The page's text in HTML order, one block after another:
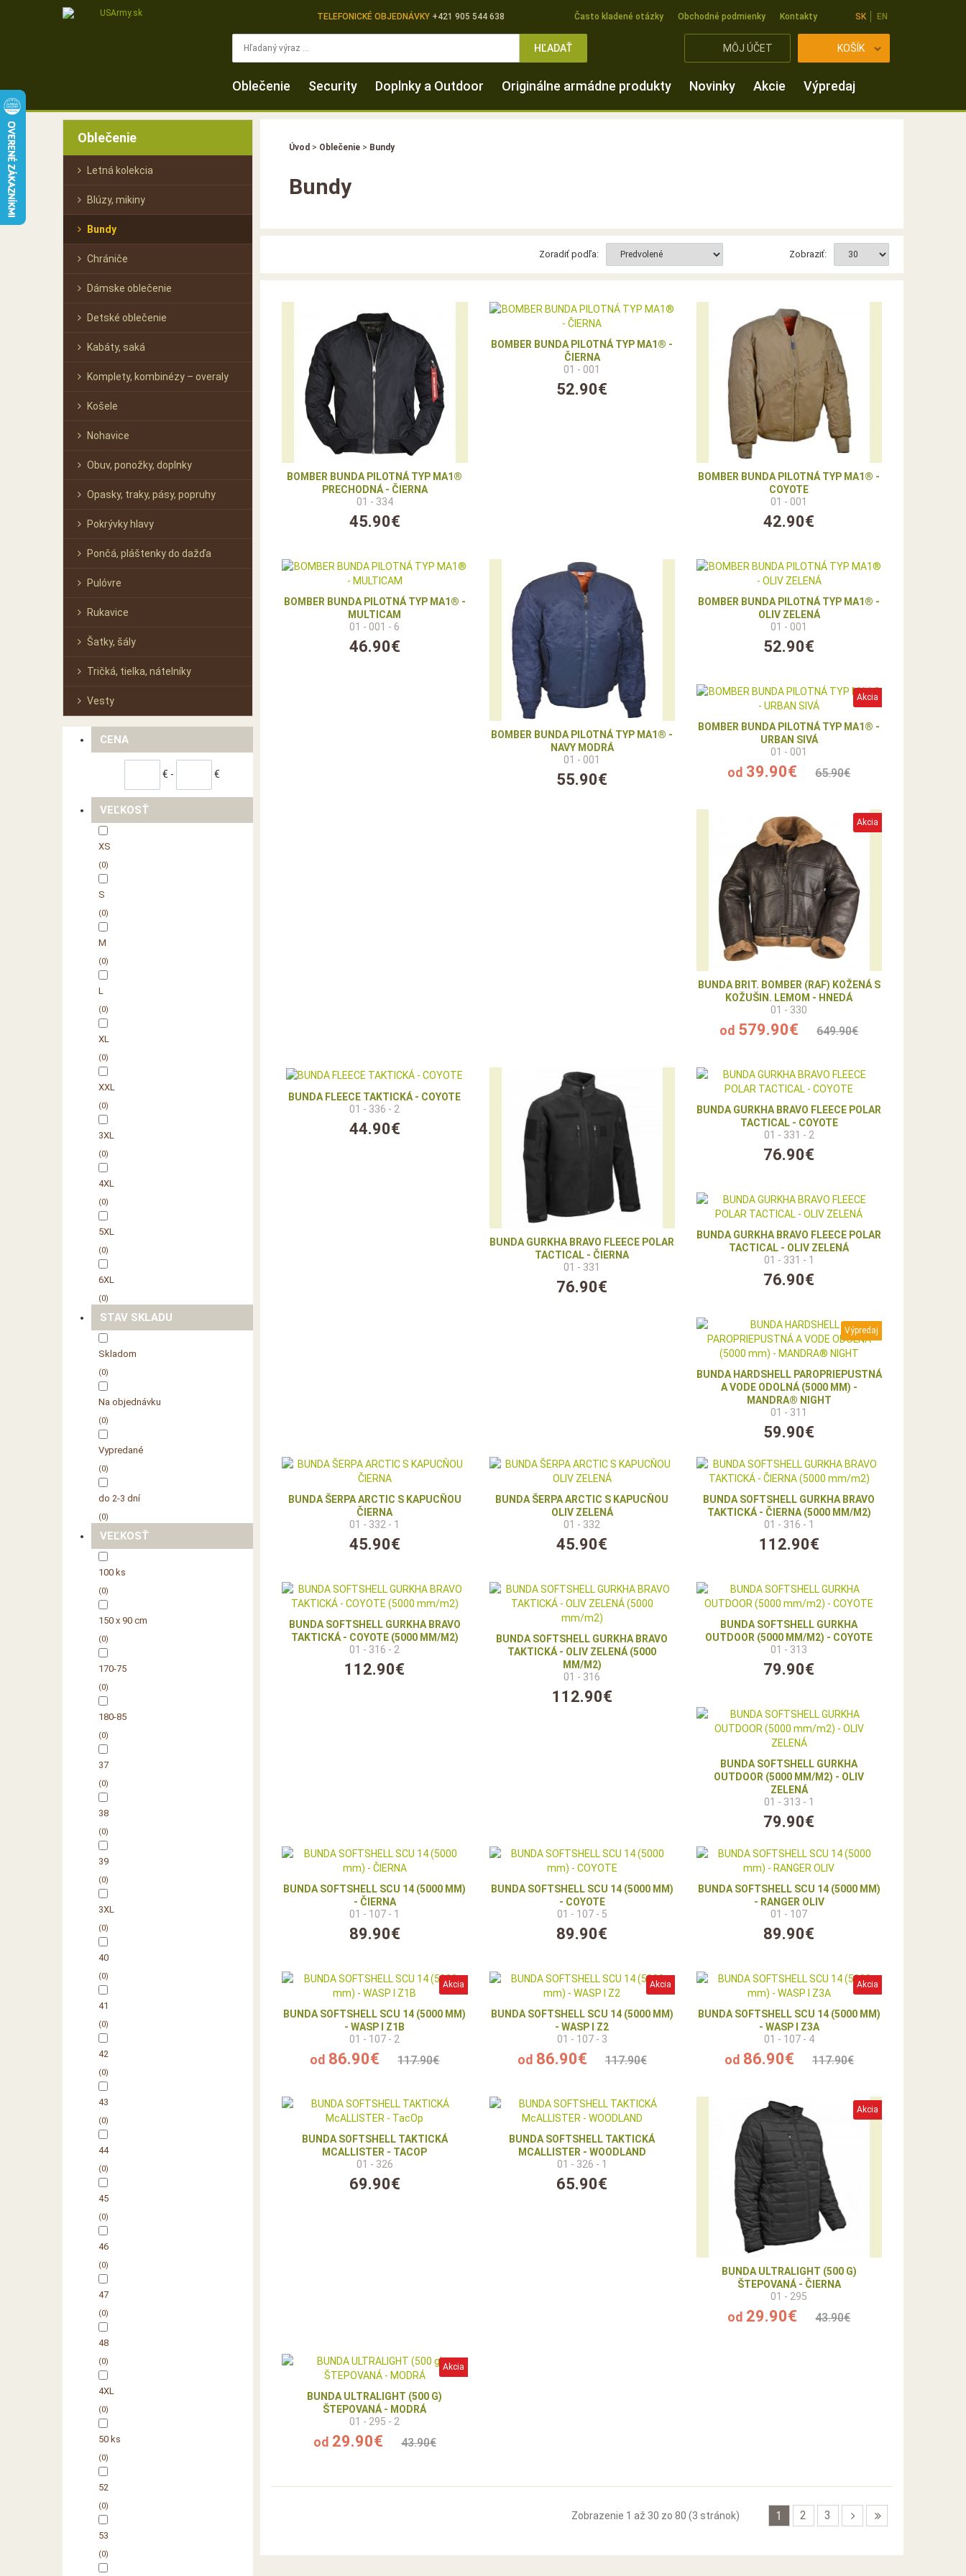
TELEFONICKÉ OBJEDNÁVKY +421 905 544 638 Často kladené otázky Obchodné podmienky Kontakty SK EN
HĽADAŤ MÔJ ÚČET KOŠÍK
Oblečenie Security Doplnky a Outdoor Originálne armádne produkty Novinky Akcie Výpredaj
Úvod > Oblečenie > Bundy
Bundy
Zoradiť podľa: Zobraziť:
BOMBER BUNDA PILOTNÁ TYP MA1®
PRECHODNÁ - ČIERNA
01 - 334
45.90€
BOMBER BUNDA PILOTNÁ TYP MA1® -
ČIERNA
01 - 001
52.90€
BOMBER BUNDA PILOTNÁ TYP MA1® -
COYOTE
01 - 001
42.90€
BOMBER BUNDA PILOTNÁ TYP MA1® -
MULTICAM
01 - 001 - 6
46.90€
BOMBER BUNDA PILOTNÁ TYP MA1® -
NAVY MODRÁ
01 - 001
55.90€
BOMBER BUNDA PILOTNÁ TYP MA1® -
OLIV ZELENÁ
01 - 001
52.90€
Akcia
BOMBER BUNDA PILOTNÁ TYP MA1® -
URBAN SIVÁ
01 - 001
od 39.90€ 65.90€
Akcia
BUNDA BRIT. BOMBER (RAF) KOŽENÁ S
KOŽUŠIN. LEMOM - HNEDÁ
01 - 330
od 579.90€ 649.90€
BUNDA FLEECE TAKTICKÁ - COYOTE
01 - 336 - 2
44.90€
BUNDA GURKHA BRAVO FLEECE POLAR
TACTICAL - ČIERNA
01 - 331
76.90€
BUNDA GURKHA BRAVO FLEECE POLAR
TACTICAL - COYOTE
01 - 331 - 2
76.90€
BUNDA GURKHA BRAVO FLEECE POLAR
TACTICAL - OLIV ZELENÁ
01 - 331 - 1
76.90€
Výpredaj
BUNDA HARDSHELL PAROPRIEPUSTNÁ
A VODE ODOLNÁ (5000 MM) -
MANDRA® NIGHT
01 - 311
59.90€
BUNDA ŠERPA ARCTIC S KAPUCŇOU
ČIERNA
01 - 332 - 1
45.90€
BUNDA ŠERPA ARCTIC S KAPUCŇOU
OLIV ZELENÁ
01 - 332
45.90€
BUNDA SOFTSHELL GURKHA BRAVO
TAKTICKÁ - ČIERNA (5000 MM/M2)
01 - 316 - 1
112.90€
BUNDA SOFTSHELL GURKHA BRAVO
TAKTICKÁ - COYOTE (5000 MM/M2)
01 - 316 - 2
112.90€
BUNDA SOFTSHELL GURKHA BRAVO
TAKTICKÁ - OLIV ZELENÁ (5000
MM/M2)
01 - 316
112.90€
BUNDA SOFTSHELL GURKHA
OUTDOOR (5000 MM/M2) - COYOTE
01 - 313
79.90€
BUNDA SOFTSHELL GURKHA
OUTDOOR (5000 MM/M2) - OLIV
ZELENÁ
01 - 313 - 1
79.90€
BUNDA SOFTSHELL SCU 14 (5000 MM)
- ČIERNA
01 - 107 - 1
89.90€
BUNDA SOFTSHELL SCU 14 (5000 MM)
- COYOTE
01 - 107 - 5
89.90€
BUNDA SOFTSHELL SCU 14 (5000 MM)
- RANGER OLIV
01 - 107
89.90€
Akcia
BUNDA SOFTSHELL SCU 14 (5000 MM)
- WASP I Z1B
01 - 107 - 2
od 86.90€ 117.90€
Akcia
BUNDA SOFTSHELL SCU 14 (5000 MM)
- WASP I Z2
01 - 107 - 3
od86.90€ 117.90€
Akcia
BUNDA SOFTSHELL SCU 14 (5000 MM)
- WASP I Z3A
01 - 107 - 4
od86.90€ 117.90€
BUNDA SOFTSHELL TAKTICKÁ
MCALLISTER - TACOP
01 - 326
69.90€
BUNDA SOFTSHELL TAKTICKÁ
MCALLISTER - WOODLAND
01 - 326 - 1
65.90€
Akcia
BUNDA ULTRALIGHT (500 G)
ŠTEPOVANÁ - ČIERNA
01 - 295
od 29.90€ 43.90€
Akcia
BUNDA ULTRALIGHT (500 G)
ŠTEPOVANÁ - MODRÁ
01 - 295 - 2
od29.90€ 43.90€
1 2 3
Zobrazenie 1 až 30 zo 80 (3 stránok)
Oblečenie
Letná kolekcia
Blúzy, mikiny
Bundy
Chrániče
Dámske oblečenie
Detské oblečenie
Kabáty, saká
Komplety, kombinézy – overaly
Košele
Nohavice
Obuv, ponožky, doplnky
Opasky, traky, pásy, popruhy
Pokrývky hlavy
Pončá, pláštenky do dažďa
Pulóvre
Rukavice
Šatky, šály
Tričká, tielka, nátelníky
Vesty
CENA
€ - €
VEĽKOSŤ
XS
0
S
0
M
0
L
0
XL
0
XXL
0
3XL
0
4XL
0
5XL
0
6XL
0
STAV SKLADU
Skladom
0
Na objednávku
0
Vypredané
0
do 2-3 dní
0
VEĽKOSŤ
100 ks
0
150 x 90 cm
0
170-75
0
180-85
0
37
0
38
0
39
0
3XL
0
40
0
41
0
42
0
43
0
44
0
45
0
46
0
47
0
48
0
4XL
0
50 ks
0
52
0
53
0